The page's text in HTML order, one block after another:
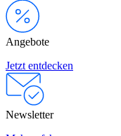
Angebote
Jetzt entdecken
Newsletter